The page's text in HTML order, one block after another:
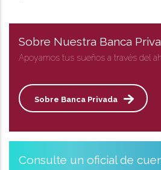
Sobre Nuestra Banca
Apoyamos tus sueños a través del
Sobre Banca Privada
Consulte un oficial de